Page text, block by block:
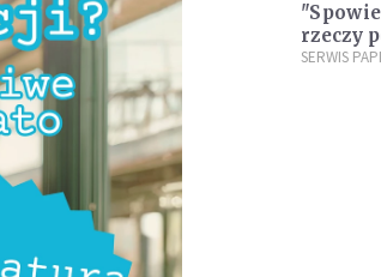
rzeczy
SERWIS